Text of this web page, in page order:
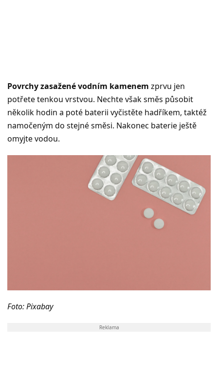
Povrchy zasažené vodním kamenem zprvu jen
potřete tenkou vrstvou. Nechte však směs působit
několik hodin a poté baterii vyčistěte hadříkem, taktéž
namočeným do stejné směsi. Nakonec baterie ještě
omyjte vodou.
Foto: Pixabay
Reklama